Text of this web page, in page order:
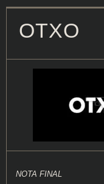
OTXO
NOTA FINAL